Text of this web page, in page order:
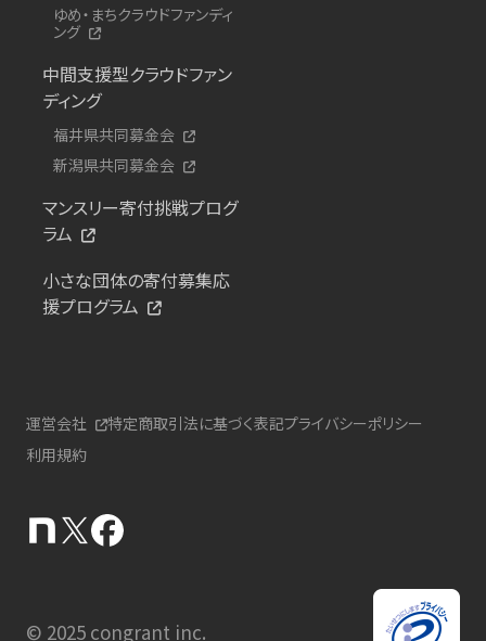
ゆめ・まちクラウドファンディ
ング
中間支援型クラウドファン
ディング
福井県共同募金会
新潟県共同募金会
マンスリー寄付挑戦プログ
ラム
小さな団体の寄付募集応
援プログラム
運営会社 特定商取引法に基づく表記プライバシーポリシー
利用規約
© 2025 congrant inc.